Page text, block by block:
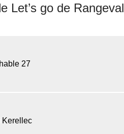
Let’s go de Rangeval
27
Kerellec